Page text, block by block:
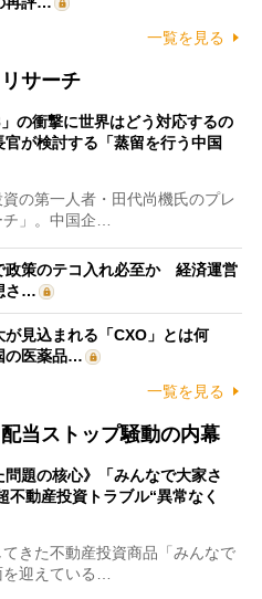
一覧を見る
サーチ
の衝撃に世界はどう対応するの
が検討する「蒸留を行う中国
の第一人者・田代尚機氏のプレ
」。中国企…
政策のテコ入れ必至か 経済運営
さ…
見込まれる「CXO」とは何
の医薬品…
一覧を見る
当ストップ騒動の内幕
問題の核心》「みんなで大家さ
不動産投資トラブル“異常なく
きた不動産投資商品「みんなで
迎えている…